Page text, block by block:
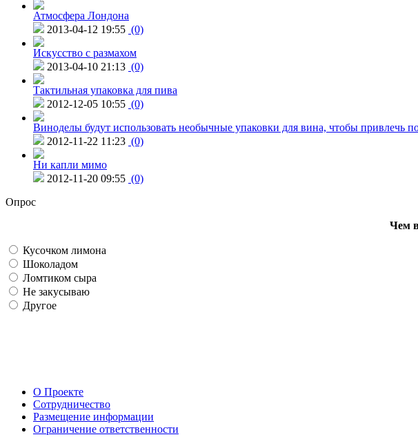
Атмосфера Лондона
2013-04-12 19:55 (0)
Искусство с размахом
2013-04-10 21:13 (0)
Тактильная упаковка для пива
2012-12-05 10:55 (0)
Виноделы будут использовать необычные упаковки для вина, чтобы привлечь
2012-11-22 11:23 (0)
Ни капли мимо
2012-11-20 09:55 (0)
Опрос
Чем
Кусочком лимона
Шоколадом
Ломтиком сыра
Не закусываю
Другое
О Проекте
Сотрудничество
Размещение информации
Ограничение ответственности